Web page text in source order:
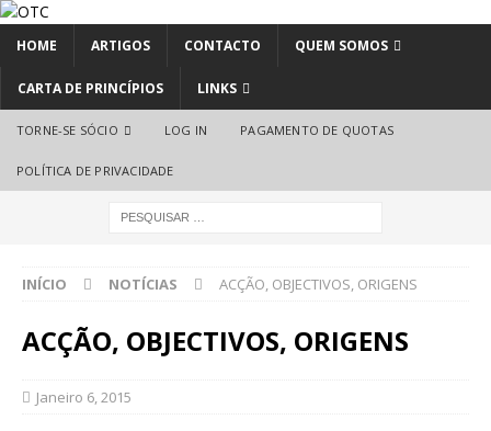
HOME ARTIGOS CONTACTO QUEM SOMOS
CARTA DE PRINCÍPIOS LINKS
TORNE-SE SÓCIO LOG IN PAGAMENTO DE QUOTAS
POLÍTICA DE PRIVACIDADE
INÍCIO NOTÍCIAS ACÇÃO, OBJECTIVOS, ORIGENS
ACÇÃO, OBJECTIVOS, ORIGENS
Janeiro 6, 2015